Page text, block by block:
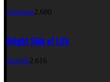
Solomun2.680
Bright Side of Life
Bastille2.616